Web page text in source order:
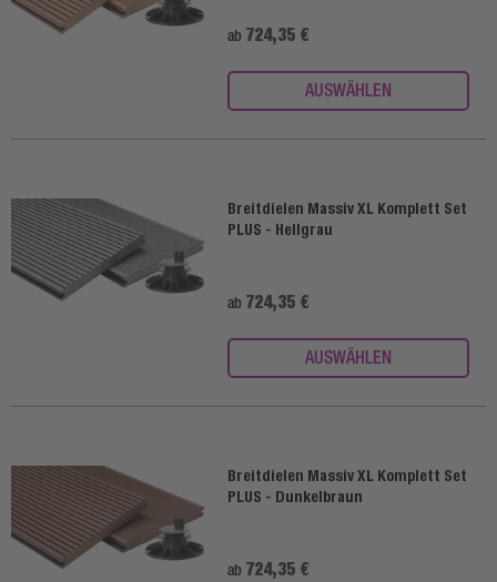
ab 724,35 €
AUSWÄHLEN
Breitdielen Massiv XL Komplett Set
PLUS - Hellgrau
ab 724,35 €
AUSWÄHLEN
Breitdielen Massiv XL Komplett Set
PLUS - Dunkelbraun
ab 724,35 €